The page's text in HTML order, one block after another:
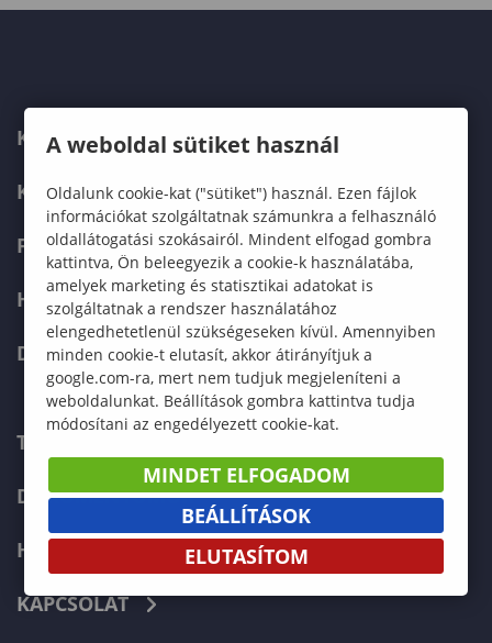
KARUNK
KÉPZÉSEK
FELVÉTELIZŐKNEK
HALLGATÓKNAK
DOKTORI ISKOLA
TELEFONKÖNYV
DOKUMENTUMOK
HÍREK
KAPCSOLAT
A weboldal sütiket használ
Oldalunk cookie-kat ("sütiket") használ. Ezen fájlok
információkat szolgáltatnak számunkra a felhasználó
oldallátogatási szokásairól. Mindent elfogad gombra
kattintva, Ön beleegyezik a cookie-k használatába,
amelyek marketing és statisztikai adatokat is
szolgáltatnak a rendszer használatához
elengedhetetlenül szükségeseken kívül. Amennyiben
minden cookie-t elutasít, akkor átirányítjuk a
google.com-ra, mert nem tudjuk megjeleníteni a
weboldalunkat. Beállítások gombra kattintva tudja
módosítani az engedélyezett cookie-kat.
MINDET ELFOGADOM
BEÁLLÍTÁSOK
ELUTASÍTOM